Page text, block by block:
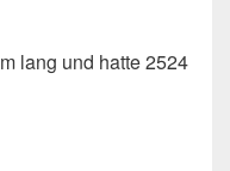
lang und hatte 2524